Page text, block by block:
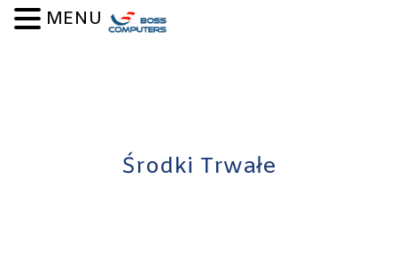
Skip to content
Środki Trwałe
MENU